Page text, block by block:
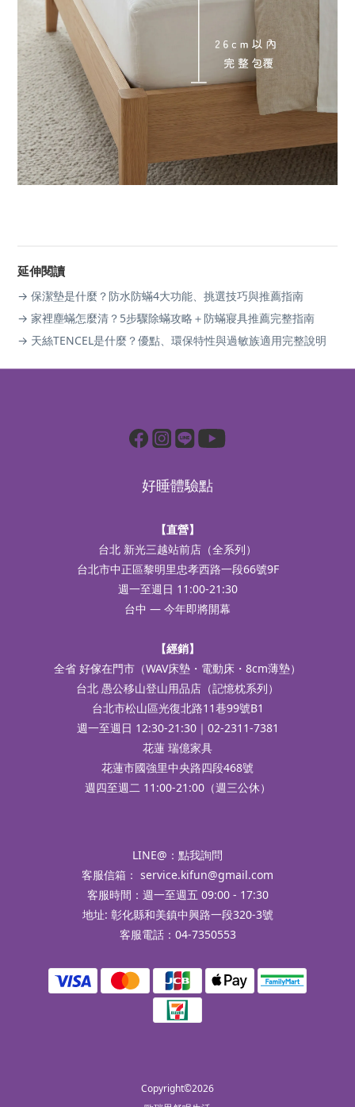
延伸閱讀
→ 保潔墊是什麼？防水防蟎4大功能、挑選技巧與推薦指南
→ 家裡塵蟎怎麼清？5步驟除蟎攻略＋防蟎寢具推薦完整指南
→ 天絲TENCEL是什麼？優點、環保特性與過敏族適用完整說明
好睡體驗點
【直營】
台北 新光三越站前店（全系列）
台北市中正區黎明里忠孝西路一段66號9F
週一至週日 11:00-21:30
台中 — 今年即將開幕
【經銷】
全省 好傢在門市（WAV床墊・電動床・8cm薄墊）
台北 愚公移山登山用品店（記憶枕系列）
台北市松山區光復北路11巷99號B1
週一至週日 12:30-21:30｜02-2311-7381
花蓮 瑞億家具
花蓮市國強里中央路四段468號
週四至週二 11:00-21:00（週三公休）
LINE@： 點我詢問
客服信箱： service.kifun@gmail.com
客服時間：週一至週五 09:00 - 17:30
地址: 彰化縣和美鎮中興路一段320-3號
客服電話：04-7350553
Copyright©2026